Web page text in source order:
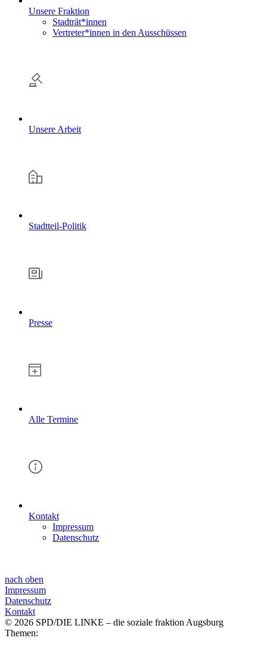
Unsere Fraktion
Stadträt*innen
Vertreter*innen in den Ausschüssen
Unsere Arbeit
Stadtteil-Politik
Presse
Alle Termine
Kontakt
Impressum
Datenschutz
nach oben
Impressum
Datenschutz
Kontakt
© 2026 SPD/DIE LINKE – die soziale fraktion Augsburg
Themen: